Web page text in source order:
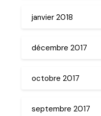
janvier 2018
décembre 2017
octobre 2017
septembre 2017